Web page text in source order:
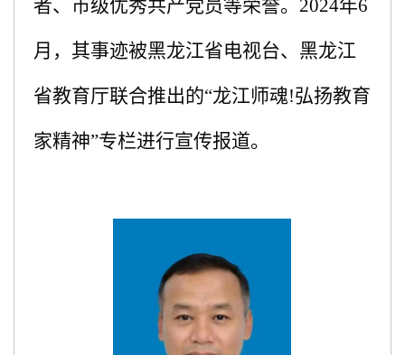
者、市级优秀共产党员等荣誉。 2024年6
月，其事迹被黑龙江省电视台、黑龙江
省教育厅联合推出的“龙江师魂!弘扬教育
家精神”专栏进行宣传报道。